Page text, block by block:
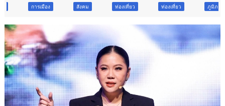
สังคม ท่องเที่ยว ท่องเที่ยว ภูมิภาค